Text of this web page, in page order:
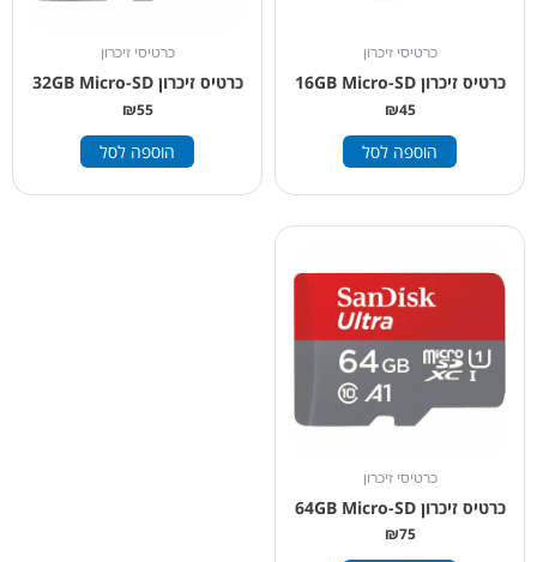
כרטיסי זיכרון
כרטיס זיכרון 16GB Micro-SD
₪45
הוספה לסל
כרטיסי זיכרון
כרטיס זיכרון 32GB Micro-SD
₪55
הוספה לסל
כרטיסי זיכרון
כרטיס זיכרון 64GB Micro-SD
₪75